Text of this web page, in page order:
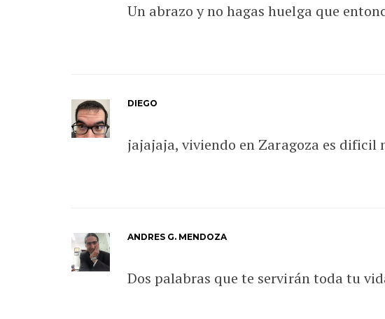
Un abrazo y no hagas huelga que
DIEGO
jajajaja, viviendo en Zaragoza es dificil
ANDRES G. MENDOZA
Dos palabras que te servirán toda tu